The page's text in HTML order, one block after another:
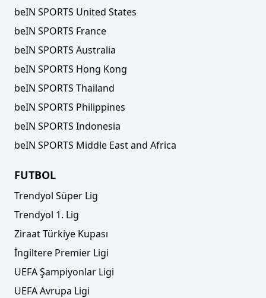
beIN SPORTS United States
beIN SPORTS France
beIN SPORTS Australia
beIN SPORTS Hong Kong
beIN SPORTS Thailand
beIN SPORTS Philippines
beIN SPORTS Indonesia
beIN SPORTS Middle East and Africa
FUTBOL
Trendyol Süper Lig
Trendyol 1. Lig
Ziraat Türkiye Kupası
İngiltere Premier Ligi
UEFA Şampiyonlar Ligi
UEFA Avrupa Ligi